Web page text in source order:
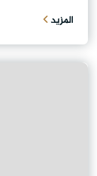
المزيد